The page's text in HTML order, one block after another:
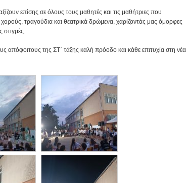
επίσης σε όλους τους μαθητές και τις μαθήτριες που
χορούς, τραγούδια και θεατρικά δρώμενα, χαρίζοντάς μας όμορφες
στιγμές.
απόφοιτους της ΣΤ΄ τάξης καλή πρόοδο και κάθε επιτυχία στη νέα